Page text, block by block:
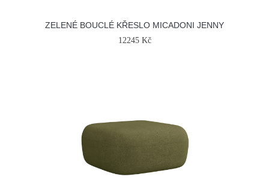
ZELENÉ BOUCLÉ KŘESLO MICADONI JENNY
12245 Kč